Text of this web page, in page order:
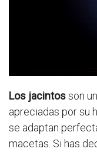
Los jacintosson
apreciadas por su
se adaptan
macetas. Si has